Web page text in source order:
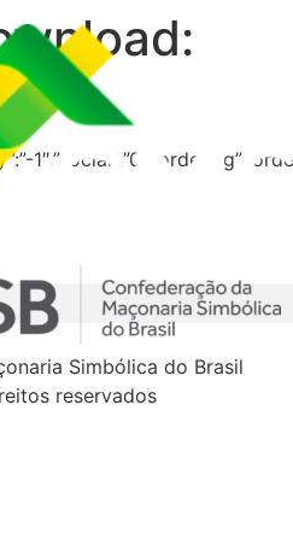
Simbólica do Brasil
reservados